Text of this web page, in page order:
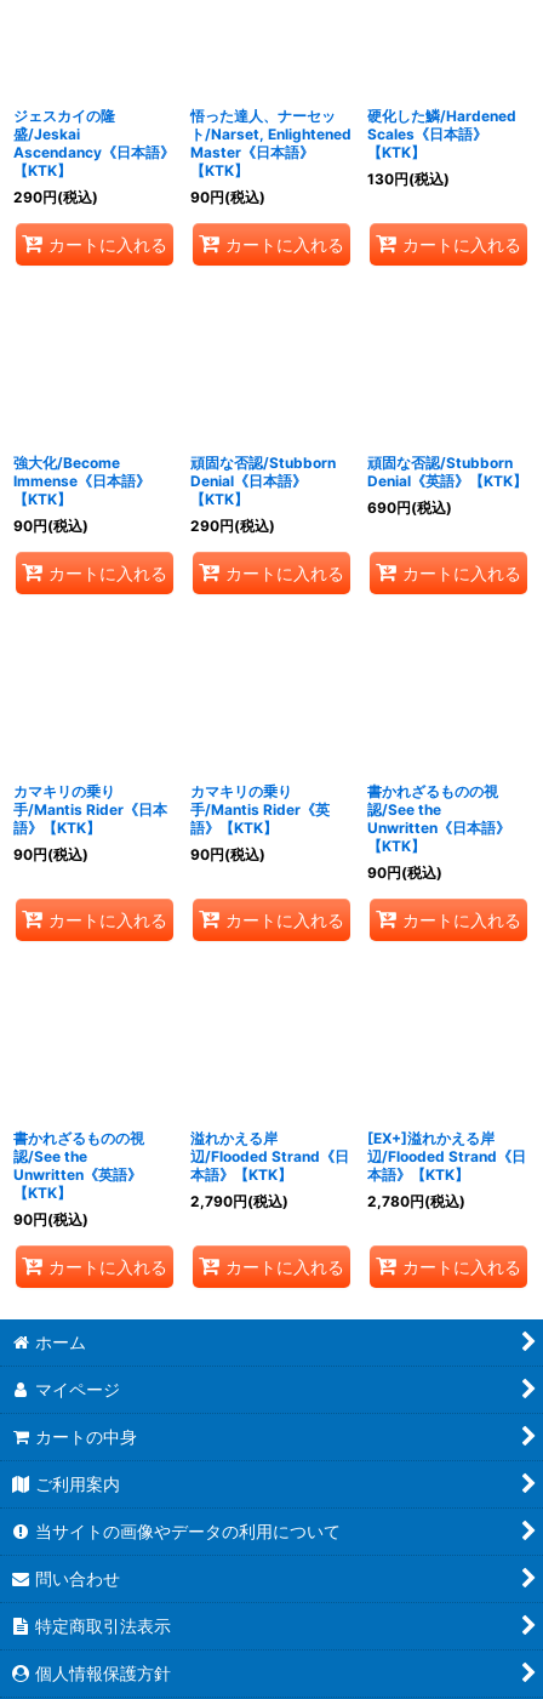
ジェスカイの隆
盛/Jeskai
Ascendancy《日本語》
【KTK】
290円(税込)
カートに入れる
悟った達人、ナーセッ
ト/Narset, Enlightened
Master《日本語》
【KTK】
90円(税込)
カートに入れる
硬化した鱗/Hardened
Scales《日本語》
【KTK】
130円(税込)
カートに入れる
強大化/Become
Immense《日本語》
【KTK】
90円(税込)
カートに入れる
頑固な否認/Stubborn
Denial《日本語》
【KTK】
290円(税込)
カートに入れる
頑固な否認/Stubborn
Denial《英語》【KTK】
690円(税込)
カートに入れる
カマキリの乗り
手/Mantis Rider《日本
語》【KTK】
90円(税込)
カートに入れる
カマキリの乗り
手/Mantis Rider《英
語》【KTK】
90円(税込)
カートに入れる
書かれざるものの視
認/See the
Unwritten《日本語》
【KTK】
90円(税込)
カートに入れる
書かれざるものの視
認/See the
Unwritten《英語》
【KTK】
90円(税込)
カートに入れる
溢れかえる岸
辺/Flooded Strand《日
本語》【KTK】
2,790円(税込)
カートに入れる
[EX+]溢れかえる岸
辺/Flooded Strand《日
本語》【KTK】
2,780円(税込)
カートに入れる
ホーム
マイページ
カートの中身
ご利用案内
当サイトの画像やデータの利用について
問い合わせ
特定商取引法表示
個人情報保護方針